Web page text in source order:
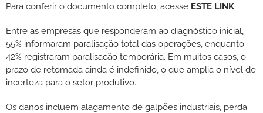
Para conferir o documento completo, acesse ESTE LINK.
Entre as empresas que responderam ao diagnóstico inicial,
55% informaram paralisação total das operações, enquanto
42% registraram paralisação temporária. Em muitos casos, o
prazo de retomada ainda é indefinido, o que amplia o nível de
incerteza para o setor produtivo.
Os danos incluem alagamento de galpões industriais, perda